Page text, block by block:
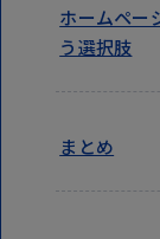
ホームペー
う選択肢
まとめ